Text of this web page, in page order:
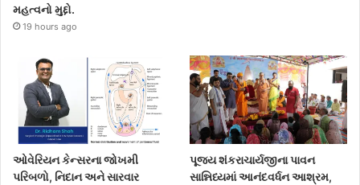
મહત્વનો મુદ્દો.
19 hours ago
ઓવેરિયન કેન્સરના જોખમી
પરિબળો, નિદાન અને સારવાર
પૂજ્ય શંકરાચાર્યજીના પાવન
સાન્નિધ્યમાં આનંદવર્ધન આશ્રમ,